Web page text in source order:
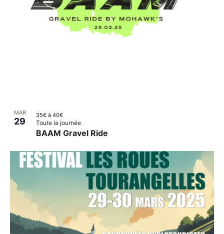
MAR
29
BAAM Gravel Ride
Toute la journée
35€ à 40€